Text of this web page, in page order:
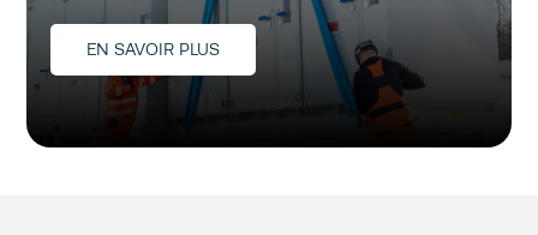
EN SAVOIR PLUS